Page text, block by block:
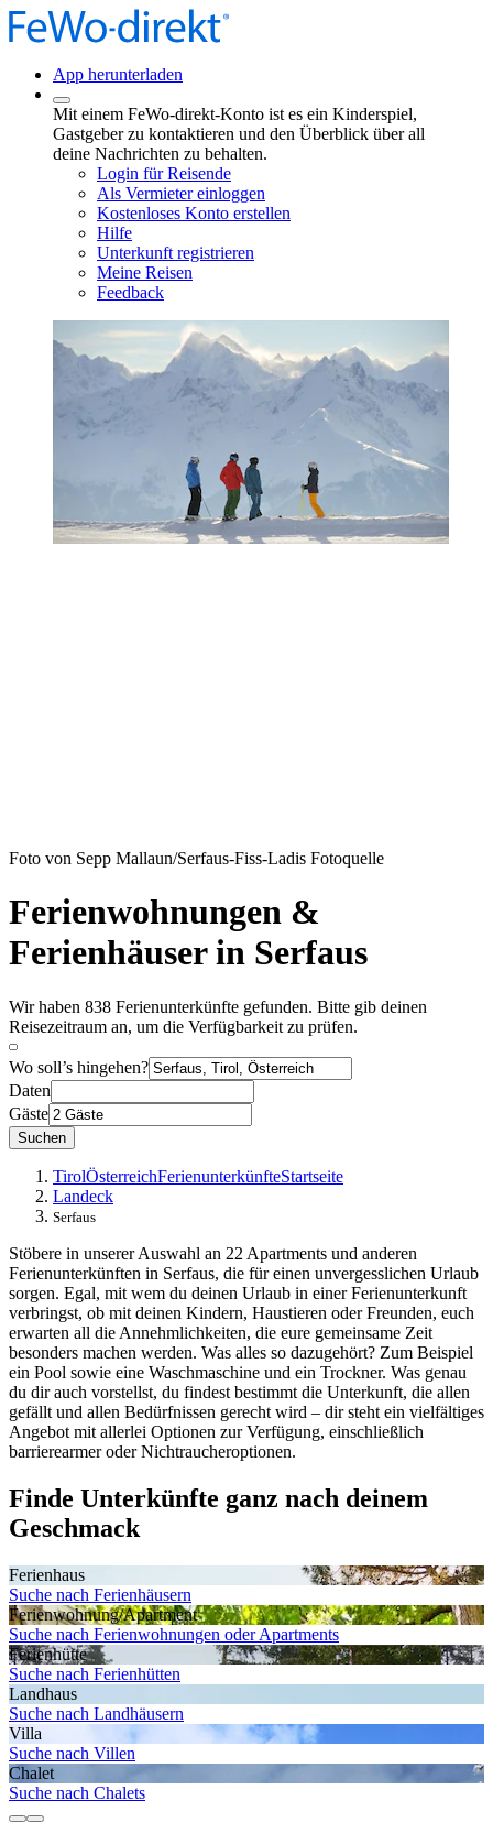
App herunterladen
Mit einem FeWo-direkt-Konto ist es ein Kinderspiel,
Gastgeber zu kontaktieren und den Überblick über all
deine Nachrichten zu behalten.
Login für Reisende
Als Vermieter einloggen
Kostenloses Konto erstellen
Hilfe
Unterkunft registrieren
Meine Reisen
Feedback
Foto von Sepp Mallaun/Serfaus-Fiss-Ladis Fotoquelle
Ferienwohnungen &
Ferienhäuser in Serfaus
Wir haben 838 Ferienunterkünfte gefunden. Bitte gib deinen
Reisezeitraum an, um die Verfügbarkeit zu prüfen.
Wo soll’s hingehen?
Daten
Gäste
Suchen
TirolÖsterreichFerienunterkünfteStartseite
Landeck
Serfaus
Stöbere in unserer Auswahl an 22 Apartments und anderen
Ferienunterkünften in Serfaus, die für einen unvergesslichen Urlaub
sorgen. Egal, mit wem du deinen Urlaub in einer Ferienunterkunft
verbringst, ob mit deinen Kindern, Haustieren oder Freunden, euch
erwarten all die Annehmlichkeiten, die eure gemeinsame Zeit
besonders machen werden. Was alles so dazugehört? Zum Beispiel
ein Pool sowie eine Waschmaschine und ein Trockner. Was genau
du dir auch vorstellst, du findest bestimmt die Unterkunft, die allen
gefällt und allen Bedürfnissen gerecht wird – dir steht ein vielfältiges
Angebot mit allerlei Optionen zur Verfügung, einschließlich
barrierearmer oder Nichtraucheroptionen.
Finde Unterkünfte ganz nach deinem
Geschmack
Ferienhaus
Suche nach Ferienhäusern
Ferienwohnung/Apartment
Suche nach Ferienwohnungen oder Apartments
Ferienhütte
Suche nach Ferienhütten
Landhaus
Suche nach Landhäusern
Villa
Suche nach Villen
Chalet
Suche nach Chalets